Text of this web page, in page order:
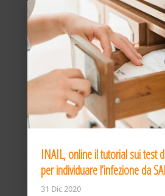
INAIL, online il tutorial sui test
per individuare l’infezione da
31 Dic 2020